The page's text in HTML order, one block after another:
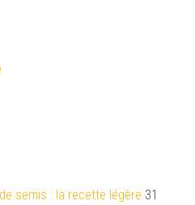
semis : la recette légère 31